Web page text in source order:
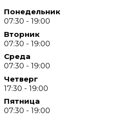
Понедельник
07:30 - 19:00
Вторник
07:30 - 19:00
Среда
07:30 - 19:00
Четверг
17:30 - 19:00
Пятница
07:30 - 19:00